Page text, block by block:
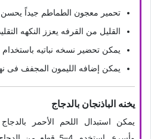
تحمیر معجون الطماطم جیداً یحسن
القلیل من القرفه یعزز النکهه
یمکن تحضیر نسخه نباتیه باستخدام
یمکن إضافه اللیمون المجفف فی
یخنه الباذنجان بالدجاج
یمکن استبدال اللحم الأحمر